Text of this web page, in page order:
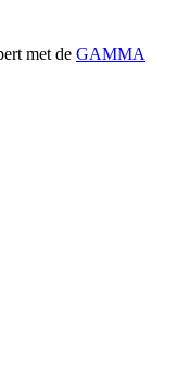
met de GAMMA